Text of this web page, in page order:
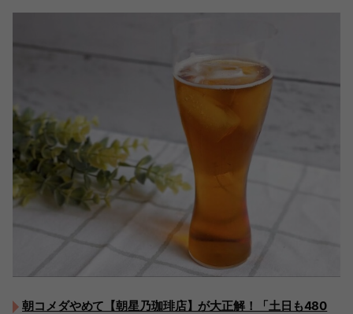
朝コメダやめて【朝星乃珈琲店】が大正解！「土日も480